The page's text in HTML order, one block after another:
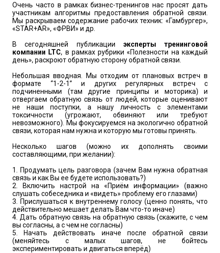
Очень часто в рамках бизнес-тренингов нас просят дать
участникам алгоритмы предоставления обратной связи.
Мы раскрываем содержание рабочих техник: «Гамбургер»,
«STAR+AR», «ФРВИ» и др.
В сегодняшней публикации эксперты тренинговой
компании LTC, в рамках рубрики «Полезности на каждый
день», раскроют обратную сторону обратной связи.
Небольшая вводная. Мы отходим от плановых встреч в
формате “1-2-1” и других регулярных встреч с
подчиненными (там другие принципы и моторика) и
отвергаем обратную связь от людей, которые оценивают
не наши поступки, а нашу личность с элементами
токсичности (угрожают, обвиняют или требуют
невозможного). Мы фокусируемся на экологично обратной
связи, которая нам нужна и которую мы готовы принять.
Несколько шагов (можно их дополнять своими
составляющими, при желании):
1. Продумать цель разговора (зачем Вам нужна обратная
связь и как Вы ее будете использовать?)
2. Включить настрой на «Приём информации» (важно
слушать собеседника и «видеть» проблему его глазами)
3. Прислушаться к внутреннему голосу (ценно понять, что
действительно мешает делать Вам что-то иначе)
4. Дать обратную связь на обратную связь (скажите, с чем
вы согласны, а с чем не согласны)
5. Начать действовать иначе после обратной связи
(меняйтесь с малых шагов, не бойтесь
экспериментировать и двигаться вперёд)